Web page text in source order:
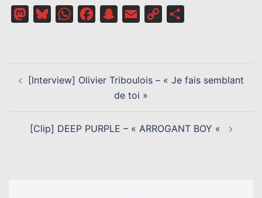
MastodonBlueskyWhatsAppFacebookSnapchat
Email
Copy
D’ARTICLE
[Interview] Olivier Triboulois – « Je fais semblant
de toi »
[Clip] DEEP PURPLE – « ARROGANT BOY «